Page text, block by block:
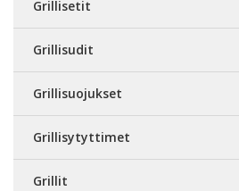
Grillisetit
Grillisudit
Grillisuojukset
Grillisytyttimet
Grillit